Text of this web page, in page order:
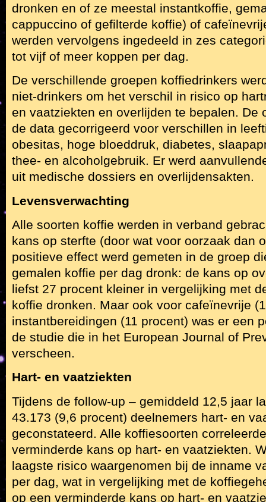
dronken en of ze meestal instantkoffie,
cappuccino of gefilterde koffie) of
werden vervolgens ingedeeld in zes
tot vijf of meer koppen per dag.
De verschillende groepen koffiedrinkers
niet-drinkers om het verschil in risico op
en vaatziekten en overlijden te bepalen. De
de data gecorrigeerd voor verschillen in
obesitas, hoge bloeddruk, diabetes,
thee- en alcoholgebruik. Er werd
uit medische dossiers en overlijdensakten.
Levensverwachting
Alle soorten koffie werden in verband
kans op sterfte (door wat voor oorzaak dan
positieve effect werd gemeten in de groep
gemalen koffie per dag dronk: de kans op
liefst 27 procent kleiner in vergelijking met
koffie dronken. Maar ook voor cafeïnevrije
instantbereidingen (11 procent) was er een
de studie die in het European Journal of
verscheen.
Hart- en vaatziekten
Tijdens de follow-up – gemiddeld 12,5 jaar
43.173 (9,6 procent) deelnemers hart- en
geconstateerd. Alle koffiesoorten
verminderde kans op hart- en vaatziekten.
laagste risico waargenomen bij de inname
per dag, wat in vergelijking met de
op een verminderde kans op hart- en